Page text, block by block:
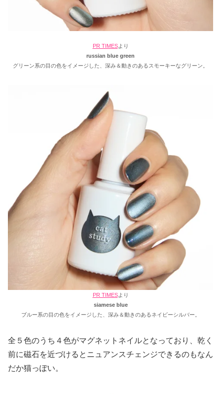
PR TIMESより
russian blue green
グリーン系の目の色をイメージした、深み＆動きのあるスモーキーなグリーン。
PR TIMESより
siamese blue
ブルー系の目の色をイメージした、深み＆動きのあるネイビーシルバー。
全５色のうち４色がマグネットネイルとなっており、乾く
前に磁石を近づけるとニュアンスチェンジできるのもなん
だか猫っぽい。